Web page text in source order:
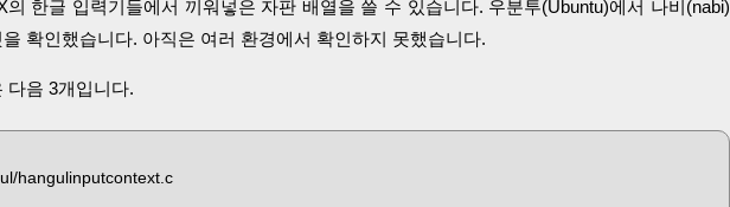
의 한글 입력기들에서 끼워넣은 자판 배열을 쓸 수 있습니다. 우분투(Ubuntu)에서 나비(nabi)
을 확인했습니다. 아직은 여러 환경에서 확인하지 못했습니다.
다음 3개입니다.
hangulinputcontext.c